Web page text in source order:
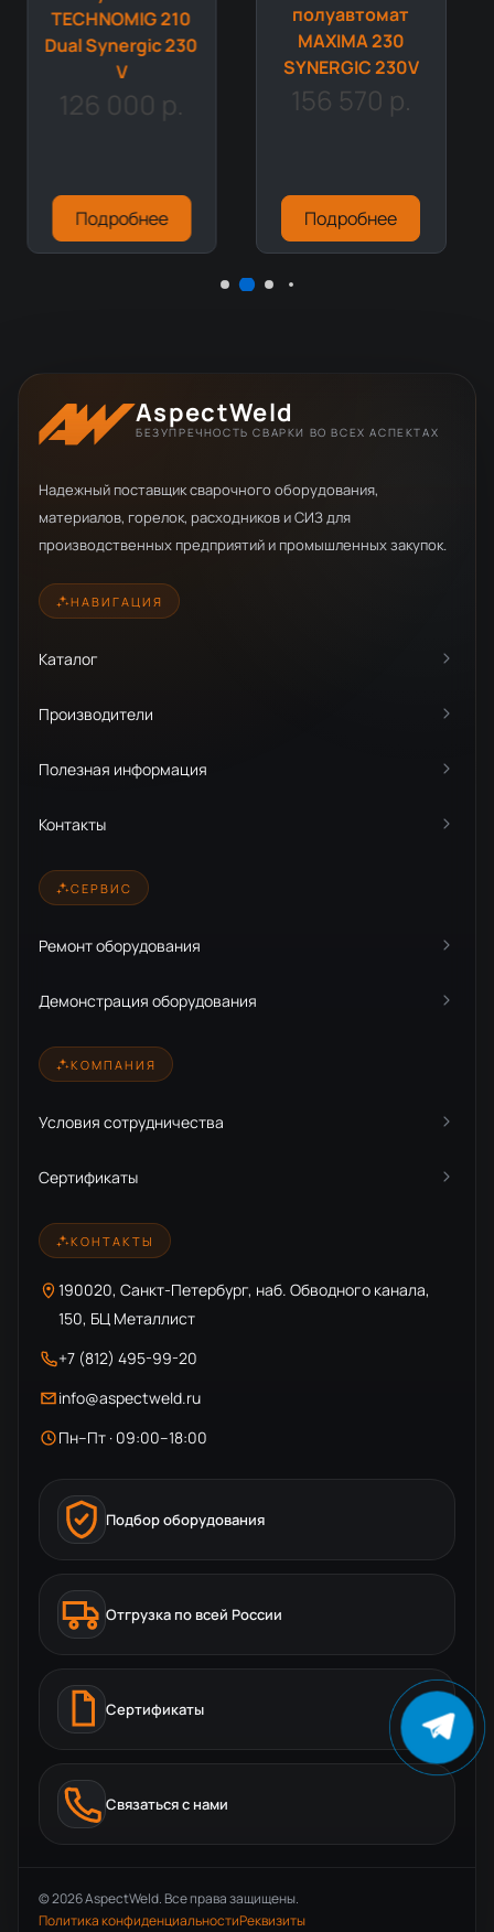
TECHNOMIG 210
Dual Synergic 230
V
126 000 р.
Подробнее
полуавтомат
MAXIMA 230
SYNERGIC 230V
156 570 р.
Подробнее
AspectWeld
БЕЗУПРЕЧНОСТЬ СВАРКИ ВО ВСЕХ АСПЕКТАХ
Надежный поставщик сварочного оборудования,
материалов, горелок, расходников и СИЗ для
производственных предприятий и промышленных закупок.
НАВИГАЦИЯ
Каталог
Производители
Полезная информация
Контакты
СЕРВИС
Ремонт оборудования
Демонстрация оборудования
КОМПАНИЯ
Условия сотрудничества
Сертификаты
КОНТАКТЫ
190020, Санкт-Петербург, наб. Обводного канала,
150, БЦ Металлист
+7 (812) 495-99-20
info@aspectweld.ru
Пн–Пт · 09:00–18:00
Подбор оборудования
Отгрузка по всей России
Сертификаты
Связаться с нами
© 2026 AspectWeld. Все права защищены.
Политика конфиденциальностиРеквизиты